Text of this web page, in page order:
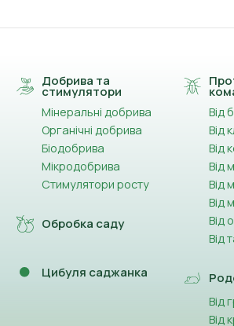
Добрива та
стимулятори
Мінеральні добрива
Органічні добрива
Біодобрива
Мікродобрива
Стимулятори росту
Обробка саду
Цибуля саджанка
Від
Від
Від
Від
Від
Від
Від
Від
Від
Від